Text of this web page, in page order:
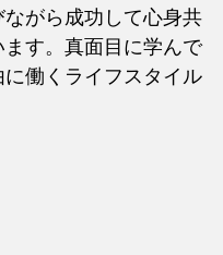
がら成功して心身共
す。真面目に学んで
働くライフスタイル